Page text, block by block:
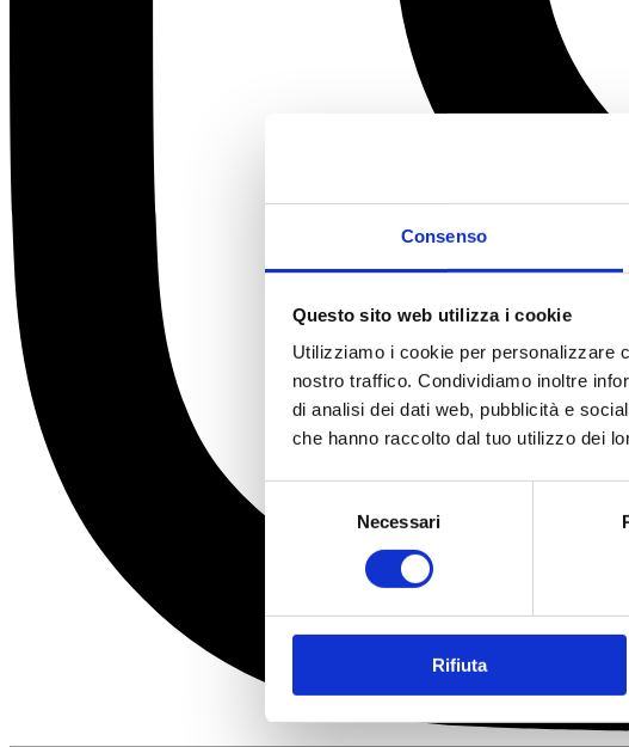
Consenso
Questo sito web utilizza i cookie
Utilizziamo i cookie per personalizzare
nostro traffico. Condividiamo inoltre
di analisi dei dati web, pubblicità e
che hanno raccolto dal tuo utilizzo dei
del
Necessari
Rifiuta